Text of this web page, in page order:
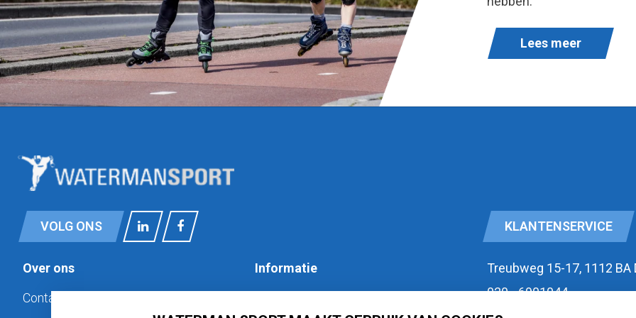
Lees meer
VOLG ONS
Over ons
Contact
Informatie
KLANTENSERVICE
Treubweg 15-17, 1112 BA
020 - 6901044